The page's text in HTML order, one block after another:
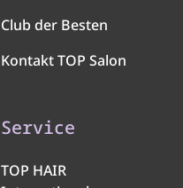
Club der Besten
Kontakt TOP Salon
Service
TOP HAIR